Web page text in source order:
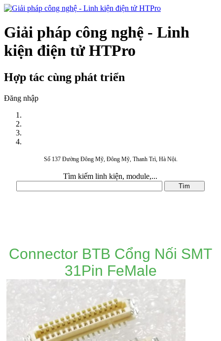
Giải pháp công nghệ - Linh
kiện điện tử HTPro
Hợp tác cùng phát triển
Đăng nhập
Số 137 Đường Đông Mỹ, Đông Mỹ, Thanh Trì, Hà Nội.
Tìm kiếm linh kiện, module,...
Connector BTB Cổng Nối SMT
31Pin FeMale